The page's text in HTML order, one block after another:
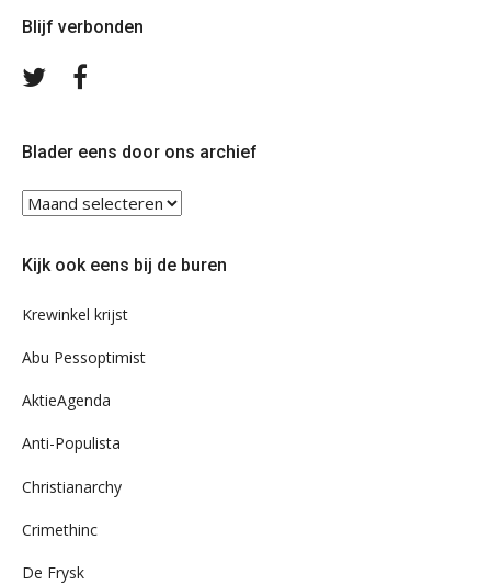
Blijf verbonden
Volg
Blader eens door ons archief
Blader
eens
ons
Kijk ook eens bij de buren
Krewinkel krijst
Abu Pessoptimist
AktieAgenda
Anti-Populista
Christianarchy
Crimethinc
De Frysk